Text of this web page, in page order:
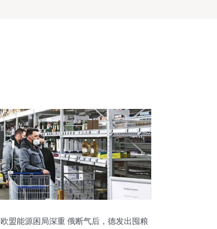
欧盟能源困局深重 俄断气后，德发出囤粮